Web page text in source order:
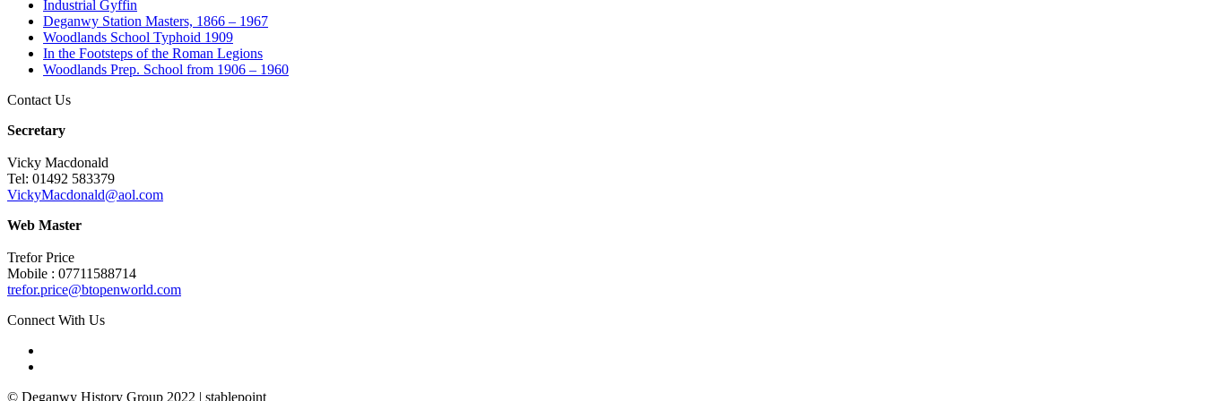
Industrial Gyffin
Deganwy Station Masters, 1866 – 1967
Woodlands School Typhoid 1909
In the Footsteps of the Roman Legions
Woodlands Prep. School from 1906 – 1960
Contact Us
Secretary
Vicky Macdonald
Tel: 01492 583379
VickyMacdonald@aol.com
Web Master
Trefor Price
Mobile : 07711588714
trefor.price@btopenworld.com
Connect With Us
© Deganwy History Group 2022 | stablepoint